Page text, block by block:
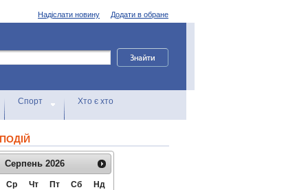
Додати в обране
Надіслати новину
Спорт Хто є хто
Серпень 2026
Ср Чт Пт Сб
Нд